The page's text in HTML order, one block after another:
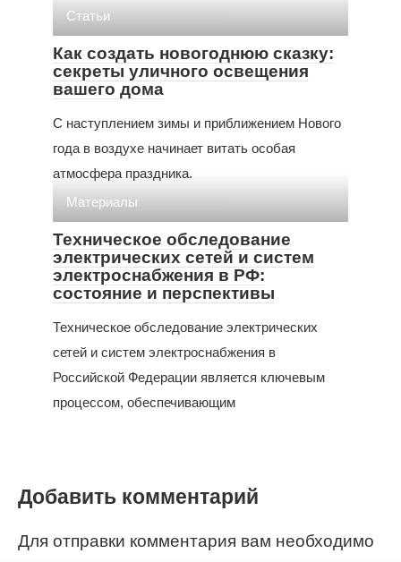
Статьи
Как создать новогоднюю сказку:
секреты уличного освещения
вашего дома
С наступлением зимы и приближением Нового
года в воздухе начинает витать особая
атмосфера праздника.
Материалы
Техническое обследование
электрических сетей и систем
электроснабжения в РФ:
состояние и перспективы
Техническое обследование электрических
сетей и систем электроснабжения в
Российской Федерации является ключевым
процессом, обеспечивающим
Добавить комментарий
Для отправки комментария вам необходимо